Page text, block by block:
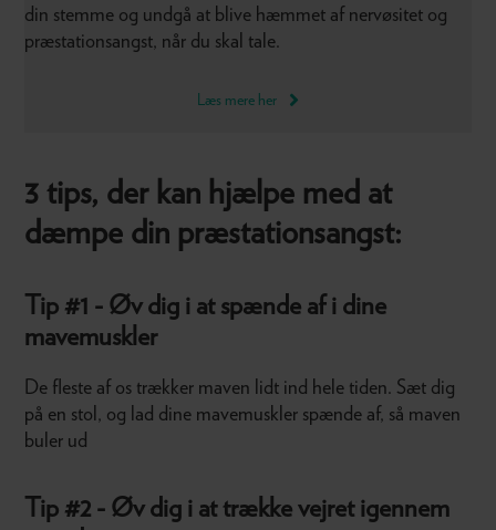
din stemme og undgå at blive hæmmet af nervøsitet og
præstationsangst, når du skal tale.
Læs mere her
3 tips, der kan hjælpe med at
dæmpe din præstationsangst:
Tip #1 - Øv dig i at spænde af i dine
mavemuskler
De fleste af os trækker maven lidt ind hele tiden. Sæt dig
på en stol, og lad dine mavemuskler spænde af, så maven
buler ud
Tip #2 - Øv dig i at trække vejret igennem